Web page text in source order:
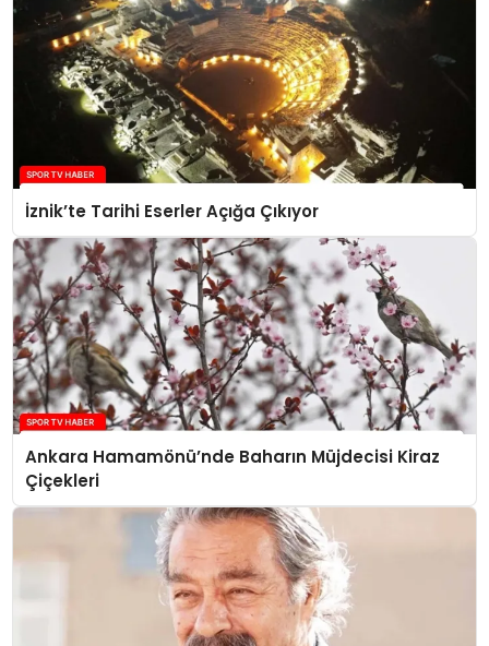
İznik’te Tarihi Eserler Açığa Çıkıyor
Ankara Hamamönü’nde Baharın Müjdecisi Kiraz
Çiçekleri